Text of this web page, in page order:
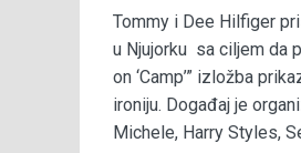
Tommy i Dee Hilfiger
u Njujorku sa ciljem da
on ‘Camp’” izložba
ironiju. Događaj je
Michele, Harry Styles,